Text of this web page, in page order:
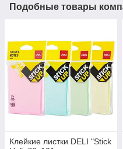
Подобные товары
Клейкие листки DELI "Stick